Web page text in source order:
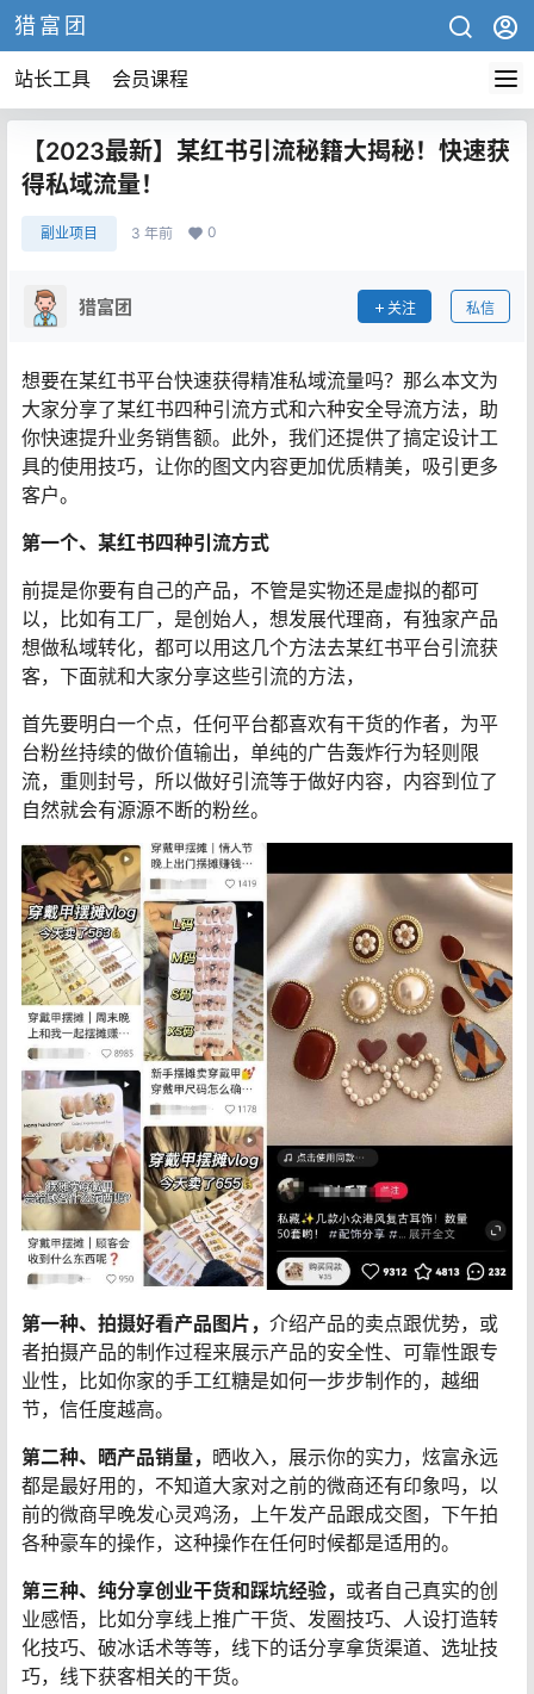
猎富团
站长工具 会员课程
【2023最新】某红书引流秘籍大揭秘！快速获
得私域流量！
副业项目 3 年前 0
猎富团 关注 私信
想要在某红书平台快速获得精准私域流量吗？那么本文为
大家分享了某红书四种引流方式和六种安全导流方法，助
你快速提升业务销售额。此外，我们还提供了搞定设计工
具的使用技巧，让你的图文内容更加优质精美，吸引更多
客户。
第一个、某红书四种引流方式
前提是你要有自己的产品，不管是实物还是虚拟的都可
以，比如有工厂，是创始人，想发展代理商，有独家产品
想做私域转化，都可以用这几个方法去某红书平台引流获
客，下面就和大家分享这些引流的方法，
首先要明白一个点，任何平台都喜欢有干货的作者，为平
台粉丝持续的做价值输出，单纯的广告轰炸行为轻则限
流，重则封号，所以做好引流等于做好内容，内容到位了
自然就会有源源不断的粉丝。
第一种、拍摄好看产品图片， 介绍产品的卖点跟优势，或
者拍摄产品的制作过程来展示产品的安全性、可靠性跟专
业性，比如你家的手工红糖是如何一步步制作的，越细
节，信任度越高。
第二种、晒产品销量， 晒收入，展示你的实力，炫富永远
都是最好用的，不知道大家对之前的微商还有印象吗，以
前的微商早晚发心灵鸡汤，上午发产品跟成交图，下午拍
各种豪车的操作，这种操作在任何时候都是适用的。
第三种、纯分享创业干货和踩坑经验， 或者自己真实的创
业感悟，比如分享线上推广干货、发圈技巧、人设打造转
化技巧、破冰话术等等，线下的话分享拿货渠道、选址技
巧，线下获客相关的干货。